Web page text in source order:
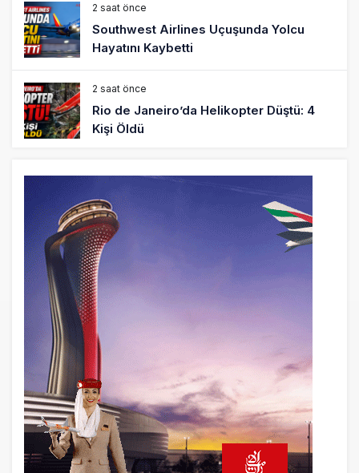
2 saat önce
Southwest Airlines Uçuşunda Yolcu
Hayatını Kaybetti
2 saat önce
Rio de Janeiro’da Helikopter Düştü: 4
Kişi Öldü
Uçak Bakımında Yetki Kimde Olmalı?
Havacılıkta İyi Hakem Oyunu Kendi
Oynamaz
12 saat önce
Savunma Sanayiinde Yeni Silah: Seri
Üretim Kapasitesi
12 saat önce
Yerli ve milli turizme yabancı kıskacı!
Türkiye’de sadece 50 kişide var İkinci
arabanı sat, ‘pır pır’ uçak al!
12 saat önce
Havacılıkta Rekor Keyfi, Kârlılıkta
Darboğazın Gerçek Yüzü!